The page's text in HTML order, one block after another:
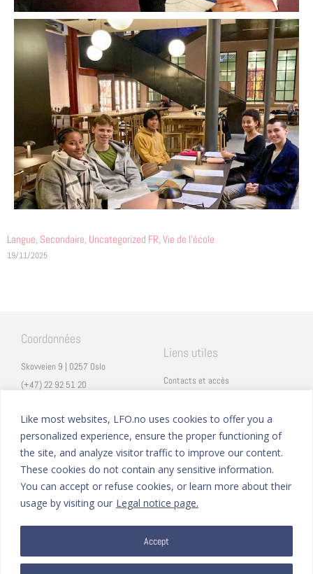
Like most websites, LFO.no uses cookies to offer you a
personalized experience, ensure the proper functioning of
the site, and analyze visitor traffic to improve our content.
These cookies do not contain any sensitive information.
You can accept or refuse cookies, or learn more about their
usage by visiting our Legal notice page.
Accept
Langue, Secondaire, Uncategorized FR, Vie de l'école
19/11/2025
Coordonnées
Skovveien 9 | 0257 Oslo
(+47) 22 92 51 20
Vulkan 11 | 0178 Oslo
Liens utiles
Contacts et accès
Mentions légales
Eduka
ProNote
Suivez nous
Linkedin
Nous formons sur